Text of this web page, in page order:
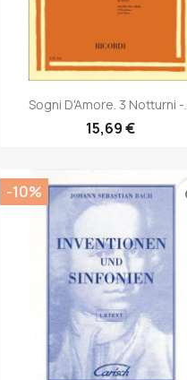
Anteprima
Sogni D'Amore. 3 Notturni -...
15,69 €
-10%